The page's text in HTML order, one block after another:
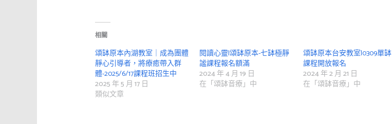
相關
頌缽原本內湖教室｜成為團體
靜心引導者，將療癒帶入群
體-2025/6/17課程班招生中
2025 年 5 月 17 日
類似文章
閱讀心靈|頌缽原本-七缽極靜
謐課程報名額滿
2024 年 4 月 19 日
在「頌缽音療」中
頌缽原本台安教室|0309單缽
課程開放報名
2024 年 2 月 21 日
在「頌缽音療」中